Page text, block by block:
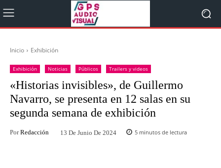
Inicio Exhibición
Exhibición Noticias Públicos Trailers y videos
«Historias invisibles», de Guillermo
Navarro, se presenta en 12 salas en su
segunda semana de exhibición
Por Redacción 13 De Junio De 2024 5 minutos de lectura